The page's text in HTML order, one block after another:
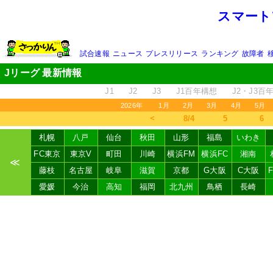
スマー
試合速報 ニュース プレスリリース ランキング 故障者
Jリーグ 最新情報
J1 J2 J3 J1百年構想 J2・J3百
2026年 1月 2月 3月 4月 5月
＜ 8/4 5 6
≪
札幌 八戸 仙台 秋田 山形 福島
いわき
FC東京
東京V 町田 川崎 横浜FM 横浜FC 湘南
藤枝
名古屋 岐阜 滋賀 京都 G大阪 C大阪
愛媛
今治 高知 福岡 北九州 鳥栖 長崎